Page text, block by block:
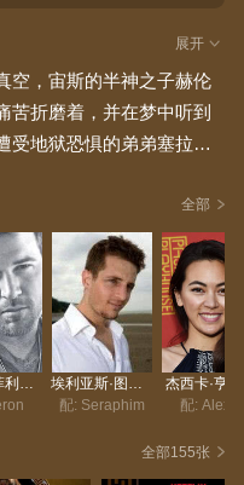
展开
空，宙斯的半神之子赫伦
苦折磨着，并在梦中听到
受地狱恐惧的弟弟塞拉
期的苦难中拯救出来。全部
配: Seraphim
杰西卡·亨
配: Alexia
全部155张